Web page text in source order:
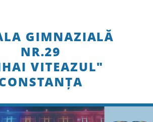
GIMNAZIALĂ
NR.29
VITEAZUL"